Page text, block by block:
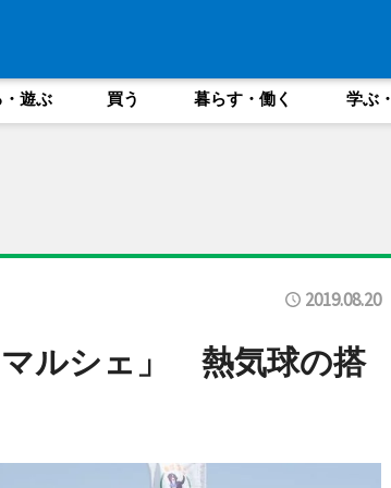
・遊ぶ 買う 暮らす・働く 学ぶ
2019.08.20
ルシェ」 熱気球の搭